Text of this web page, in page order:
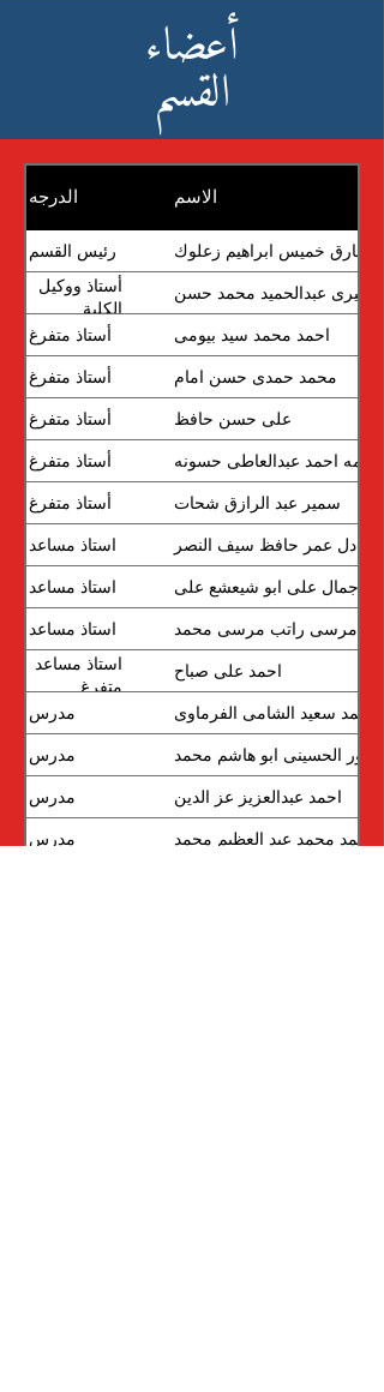
أعضاء
القسم
الدرجه الاسم
رئيس القسم
طارق خميس ابراهيم زعلوك
أستاذ ووكيل
الكلية
خيرى عبدالحميد محمد حسن
أستاذ متفرغ احمد محمد سيد بيومى
أستاذ متفرغ محمد حمدى حسن امام
أستاذ متفرغ على حسن حافظ
أستاذ متفرغ اسامه احمد عبدالعاطى حسونه
أستاذ متفرغ سمير عبد الرازق شحات
استاذ مساعد عادل عمر حافظ سيف النصر
استاذ مساعد جمال على ابو شيعشع على
استاذ مساعد
مرسى راتب مرسى محمد
استاذ مساعد
متفرغ
احمد على صباح
مدرس محمد سعيد الشامى الفرماوى
مدرس انور الحسينى ابو هاشم محمد
مدرس احمد عبدالعزيز عز الدين
مدرس احمد محمد عبد العظيم محمد